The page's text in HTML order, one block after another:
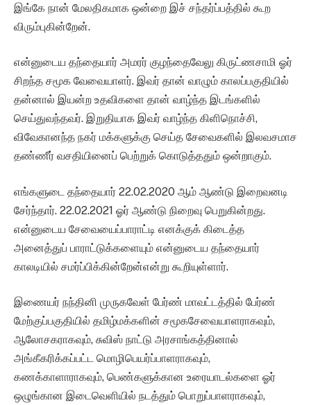
இங்கே நான் மேலதிகமாக ஒன்றை இச் சந்தர்ப்பத்தில் கூற
விரும்புகின்றேன்.
என்னுடைய தந்தையார் அமரர் குழந்தைவேலு கிருட்ணசாமி ஓர்
சிறந்த சமூக வேவையாளர். இவர் தான் வாழும் காலப்பகுதியில்
தன்னால் இயன்ற உதவிகளை தான் வாழ்ந்த இடங்களில்
செய்துவந்தவர். இறுதியாக இவர் வாழ்ந்த கிளிநொச்சி,
விவேகானந்த நகர் மக்களுக்கு செய்த சேவைகளில் இலவசமாச
தண்ணீர் வசதியினைப் பெற்றுக் கொடுத்ததும் ஒன்றாகும்.
எங்களுடை தந்தையார் 22.02.2020 ஆம் ஆண்டு இறைவனடி
சேர்ந்தார். 22.02.2021 ஓர் ஆண்டு நிறைவு பெறுகின்றது.
என்னுடைய சேவையைப்பாராட்டி எனக்குக் கிடைத்த
அனைத்துப் பாராட்டுக்களையும் என்னுடைய தந்தையார்
காலடியில் சமர்ப்பிக்கின்றேன்என்று கூறியுள்ளார்.
இணையர் நந்தினி முருகவேள் பேர்ண் மாவட்டத்தில் பேர்ண்
மேற்குப்பகுதியில் தமிழ்மக்களின் சமூகசேவையாளராகவும்,
ஆலோசகராகவும், சுவிஸ் நாட்டு அரசாங்கத்தினால்
அங்கீகரிக்கப்பட்ட மொழிபெயர்ப்பாளராகவும்,
கணக்காளாராகவும், பெண்களுக்கான உரையாடல்களை ஓர்
ஒழுங்கான இடைவெளியில் நடத்தும் பொறுப்பாளராகவும்,